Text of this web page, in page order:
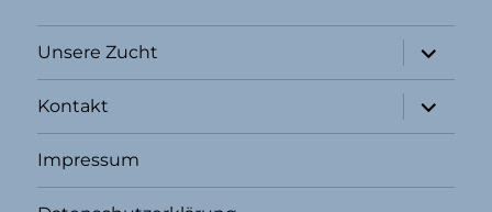
Unsere Zucht
öffnen
Kontakt
öffnen
Impressum